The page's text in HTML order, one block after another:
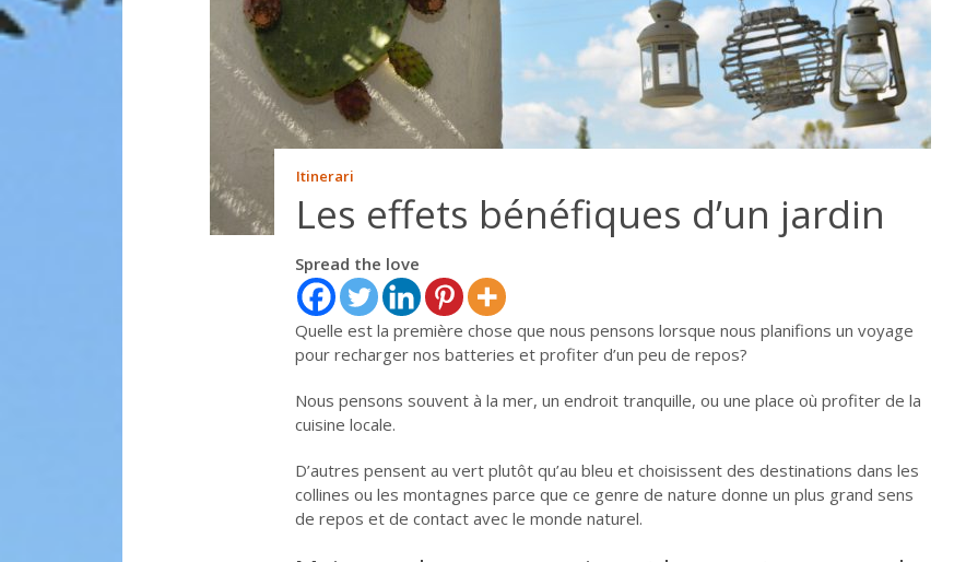
Itinerari
Les effets bénéfiques d’un jardin
Spread the love
Quelle est la première chose que nous pensons lorsque nous planifions un voyage
pour recharger nos batteries et profiter d’un peu de repos?
Nous pensons souvent à la mer, un endroit tranquille, ou une place où profiter de la
cuisine locale.
D’autres pensent au vert plutôt qu’au bleu et choisissent des destinations dans les
collines ou les montagnes parce que ce genre de nature donne un plus grand sens
de repos et de contact avec le monde naturel.